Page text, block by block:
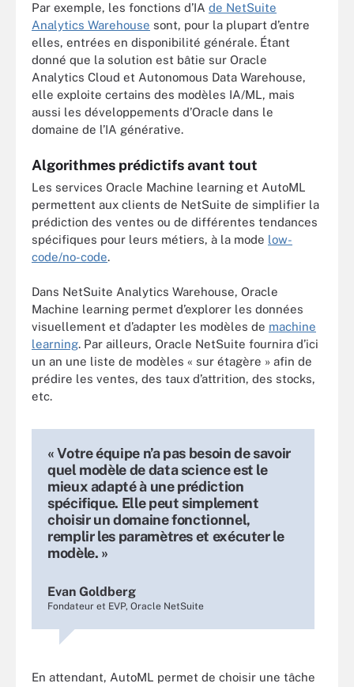
Par exemple, les fonctions d’IA de NetSuite
Analytics Warehouse sont, pour la plupart d’entre
elles, entrées en disponibilité générale. Étant
donné que la solution est bâtie sur Oracle
Analytics Cloud et Autonomous Data Warehouse,
elle exploite certains des modèles IA/ML, mais
aussi les développements d’Oracle dans le
domaine de l’IA générative.
Algorithmes prédictifs avant tout
Les services Oracle Machine learning et AutoML
permettent aux clients de NetSuite de simplifier la
prédiction des ventes ou de différentes tendances
spécifiques pour leurs métiers, à la mode low-
code/no-code.
Dans NetSuite Analytics Warehouse, Oracle
Machine learning permet d’explorer les données
visuellement et d’adapter les modèles de machine
learning. Par ailleurs, Oracle NetSuite fournira d’ici
un an une liste de modèles « sur étagère » afin de
prédire les ventes, des taux d’attrition, des stocks,
etc.
« Votre équipe n’a pas besoin de savoir
quel modèle de data science est le
mieux adapté à une prédiction
spécifique. Elle peut simplement
choisir un domaine fonctionnel,
remplir les paramètres et exécuter le
modèle. »
Evan Goldberg
Fondateur et EVP, Oracle NetSuite
En attendant, AutoML permet de choisir une tâche